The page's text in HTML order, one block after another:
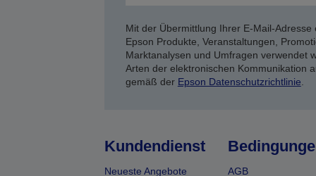
Mit der Übermittlung Ihrer E-Mail-
Epson Produkte, Veranstaltungen,
Marktanalysen und Umfragen verwendet
Arten der elektronischen Kommunikation
gemäß der Epson Datenschutzrichtlinie.
Kundendienst
Neueste Angebote AGB